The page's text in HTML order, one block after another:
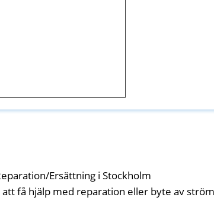
Ersättning i Stockholm
få hjälp med reparation eller byte av